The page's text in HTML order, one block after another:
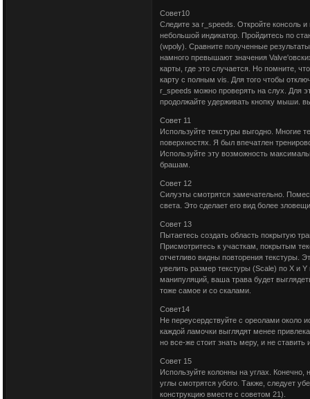
Совет10
Следите за r_speeds. Откройте консоль
небольшой индикатор. Пройдитесь по
(wpoly). Сравните полученные
намного превышают значения
карты, где это случается. Но помните,
карту с полным vis. Для того чтобы
r_speeds можно проверять на слух. Для
продолжайте удерживать кнопку мыши.
Совет 11
Используйте текстуры выгодно. Многие
поверхностях. Я был впечатлен
Используйте эту возможность
брашам.
Совет 12
Силуэты смотрятся замечательно.
света. Это сделает его вид более
Совет 13
Пытаетесь создать область покрытую
Присмотритесь к участкам, покрытым
отчетливо видны повторения текстуры.
увелить размер текстуры (Scale) по X и
манипуляций, ваша трава будет
тоже самое и со скалами.
Совет14
Не переусердствуйте с ореолами около
каждой ламочки выглядят менее
но все-же стоит знать меру, и не ставить
Совет 15
Используйте колонны на углах. Конечно,
углы смотрятся убого. Также, следует
конструкцию вместе с советом 21).